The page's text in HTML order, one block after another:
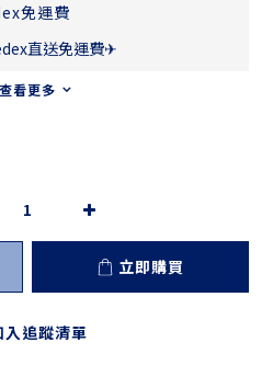
免運費
直送免運費✈
查看更多
立即購買
入追蹤清單